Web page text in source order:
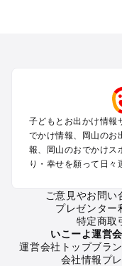
高梁・新見・吉備高原
岡山の定番お出か
岡山の遊園地
岡山の動物園
岡山の釣り
岡山の牧場
岡山のプール
岡山のアスレチック
子どもとお出かけ情報
でかけ情報、岡山のお
報、岡山のおでかけス
り・幸せを願って日々
ご意見やお問い
プレゼンター
特定商取
いこーよ運営
運営会社トップブラ
会社情報プ